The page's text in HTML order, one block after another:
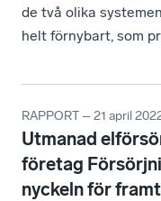
de två olika
helt förnybart, som
RAPPORT – 21 april
Utmanad
företag
nyckeln för